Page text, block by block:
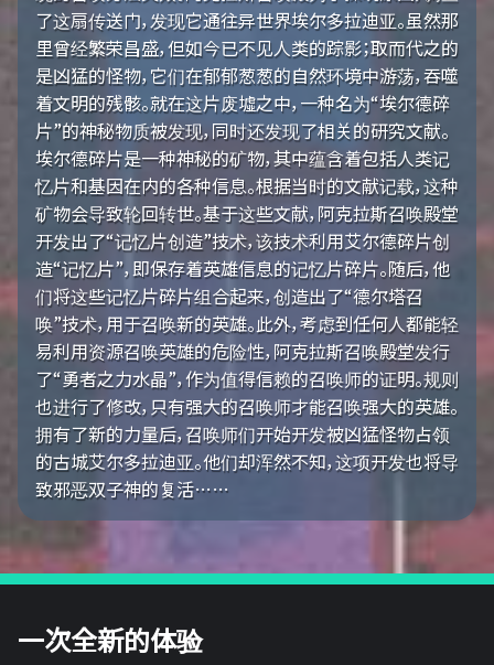
了这扇传送门，发现它通往异世界埃尔多拉迪亚。虽然那
里曾经繁荣昌盛，但如今已不见人类的踪影；取而代之的
是凶猛的怪物，它们在郁郁葱葱的自然环境中游荡，吞噬
着文明的残骸。就在这片废墟之中，一种名为“埃尔德碎
片”的神秘物质被发现，同时还发现了相关的研究文献。
埃尔德碎片是一种神秘的矿物，其中蕴含着包括人类记
忆片和基因在内的各种信息。根据当时的文献记载，这种
矿物会导致轮回转世。基于这些文献，阿克拉斯召唤殿堂
开发出了“记忆片创造”技术，该技术利用艾尔德碎片创
造“记忆片”，即保存着英雄信息的记忆片碎片。随后，他
们将这些记忆片碎片组合起来，创造出了“德尔塔召
唤”技术，用于召唤新的英雄。此外，考虑到任何人都能轻
易利用资源召唤英雄的危险性，阿克拉斯召唤殿堂发行
了“勇者之力水晶”，作为值得信赖的召唤师的证明。规则
也进行了修改，只有强大的召唤师才能召唤强大的英雄。
拥有了新的力量后，召唤师们开始开发被凶猛怪物占领
的古城艾尔多拉迪亚。他们却浑然不知，这项开发也将导
致邪恶双子神的复活……
一次全新的体验